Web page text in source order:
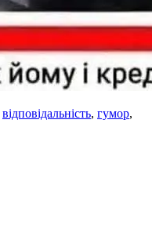
відповідальність, гумор,